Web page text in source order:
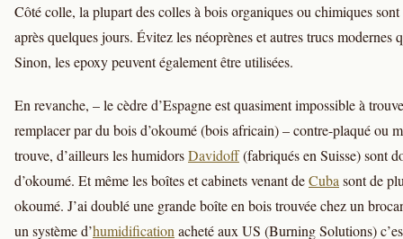
Côté colle, la plupart des colles à bois organiques ou chimiques
après quelques jours. Évitez les néoprènes et autres trucs modernes
Sinon, les epoxy peuvent également être utilisées.
En revanche, – le cèdre d’Espagne est quasiment impossible à
remplacer par du bois d’okoumé (bois africain) – contre-plaqué ou
trouve, d’ailleurs les humidorsDavidoff(fabriqués en Suisse) sont
d’okoumé. Et même les boîtes et cabinets venant deCuba sont de
okoumé. J’ai doublé une grande boîte en bois trouvée chez un
un système d’humidification acheté aux US (Burning Solutions)